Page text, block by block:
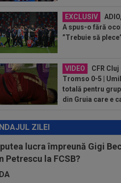
EXCLUSIV
A spus-o fără
”Trebuie să
VIDEO
CFR Cluj
Tromso 0-5 |
totală pentru
din Gruia care e
ZILEI
lucra împreună Gigi
Petrescu la FCSB?